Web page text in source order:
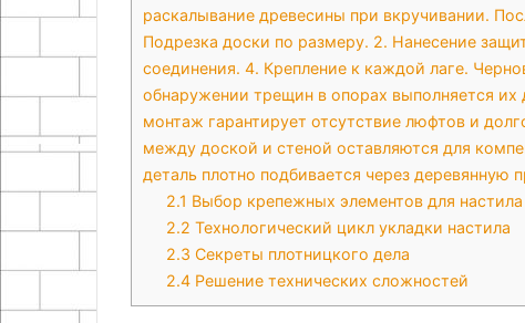
раскалывание древесины при вкручивании.
Подрезка доски по размеру. 2. Нанесение
соединения. 4. Крепление к каждой лаге.
обнаружении трещин в опорах выполняется
монтаж гарантирует отсутствие люфтов и
между доской и стеной оставляются для
деталь плотно подбивается через
2.1 Выбор крепежных элементов для настила
2.2 Технологический цикл укладки настила
2.3 Секреты плотницкого дела
2.4 Решение технических сложностей